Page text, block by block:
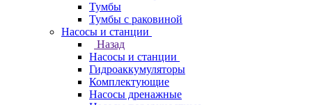
Тумбы
Тумбы с раковиной
Насосы и станции
Назад
Насосы и станции
Гидроаккумуляторы
Комплектующие
Насосы дренажные